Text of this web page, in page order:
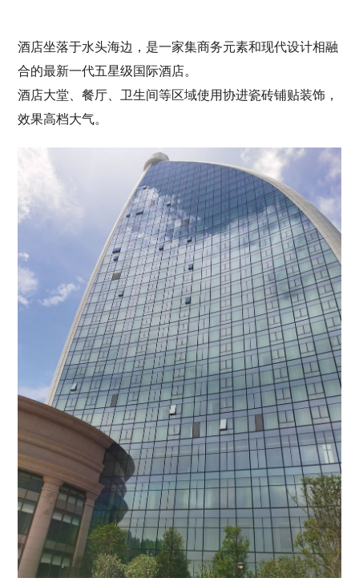
酒店坐落于水头海边，是一家集商务元素和现代设计相融
合的最新一代五星级国际酒店。
酒店大堂、餐厅、卫生间等区域使用协进瓷砖铺贴装饰，
效果高档大气。